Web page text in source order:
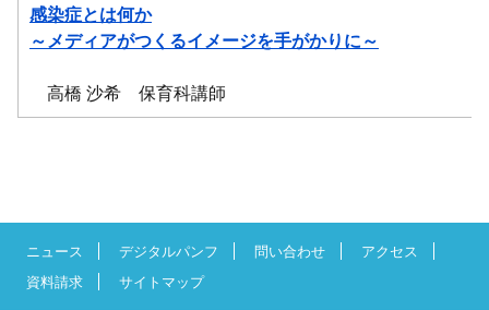
感染症とは何か
～メディアがつくるイメージを手がかりに～
高橋 沙希 保育科講師
ニュース デジタルパンフ 問い合わせ
アクセス
資料請求
サイトマップ